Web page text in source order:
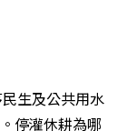
民生及公共用水
停灌休耕為哪